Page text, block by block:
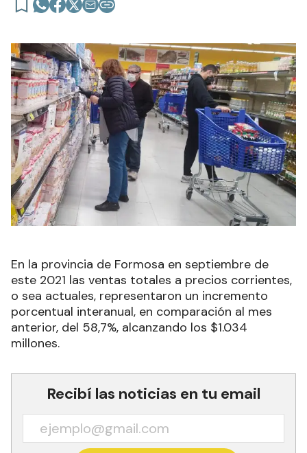
En la provincia de Formosa en septiembre de
este 2021 las ventas totales a precios corrientes,
o sea actuales, representaron un incremento
porcentual interanual, en comparación al mes
anterior, del 58,7%, alcanzando los $1.034
millones.
Recibí las noticias en tu email